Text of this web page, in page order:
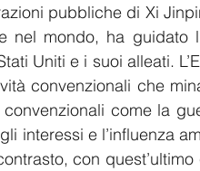
pubbliche di Xi
nel mondo, ha guidato
Uniti e i suoi alleati.
convenzionali che
come la
interessi e l’influenza
con